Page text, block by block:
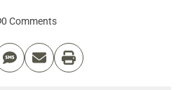
0 Comments